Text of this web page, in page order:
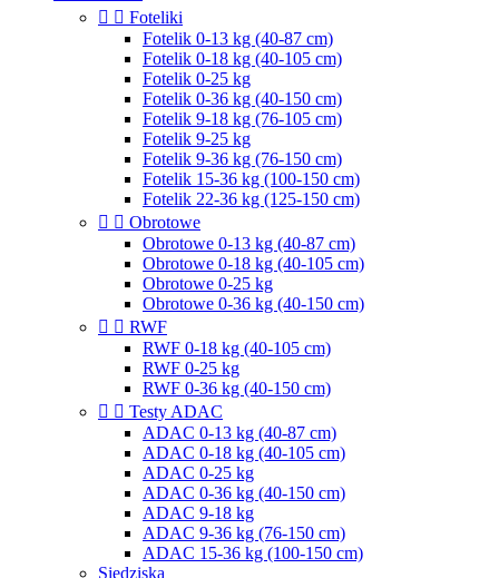
  Foteliki
Fotelik 0-13 kg (40-87 cm)
Fotelik 0-18 kg (40-105 cm)
Fotelik 0-25 kg
Fotelik 0-36 kg (40-150 cm)
Fotelik 9-18 kg (76-105 cm)
Fotelik 9-25 kg
Fotelik 9-36 kg (76-150 cm)
Fotelik 15-36 kg (100-150 cm)
Fotelik 22-36 kg (125-150 cm)
  Obrotowe
Obrotowe 0-13 kg (40-87 cm)
Obrotowe 0-18 kg (40-105 cm)
Obrotowe 0-25 kg
Obrotowe 0-36 kg (40-150 cm)
  RWF
RWF 0-18 kg (40-105 cm)
RWF 0-25 kg
RWF 0-36 kg (40-150 cm)
  Testy ADAC
ADAC 0-13 kg (40-87 cm)
ADAC 0-18 kg (40-105 cm)
ADAC 0-25 kg
ADAC 0-36 kg (40-150 cm)
ADAC 9-18 kg
ADAC 9-36 kg (76-150 cm)
ADAC 15-36 kg (100-150 cm)
Siedziska